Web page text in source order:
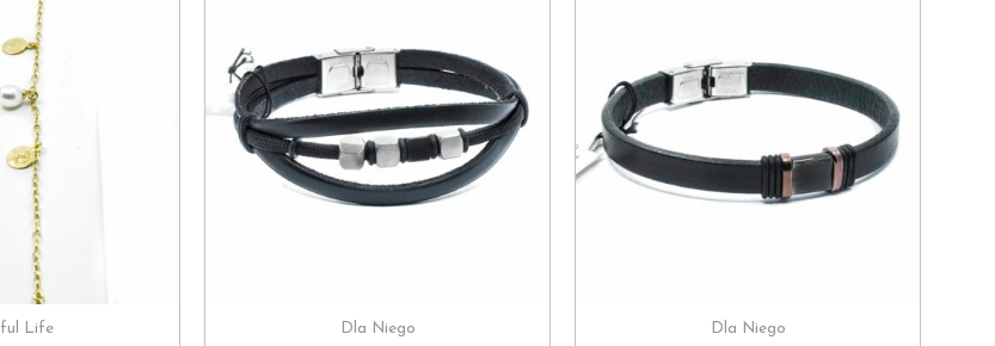
Life Dla Niego Dla Niego